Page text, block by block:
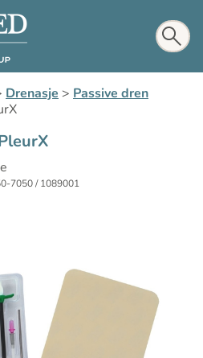
Drenasje > Passive dren
7050 / 1089001